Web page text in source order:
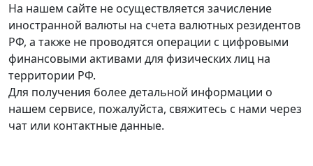
На нашем сайте не осуществляется зачисление
иностранной валюты на счета валютных резидентов
РФ, а также не проводятся операции с цифровыми
финансовыми активами для физических лиц на
территории РФ.
Для получения более детальной информации о
нашем сервисе, пожалуйста, свяжитесь с нами через
чат или контактные данные.